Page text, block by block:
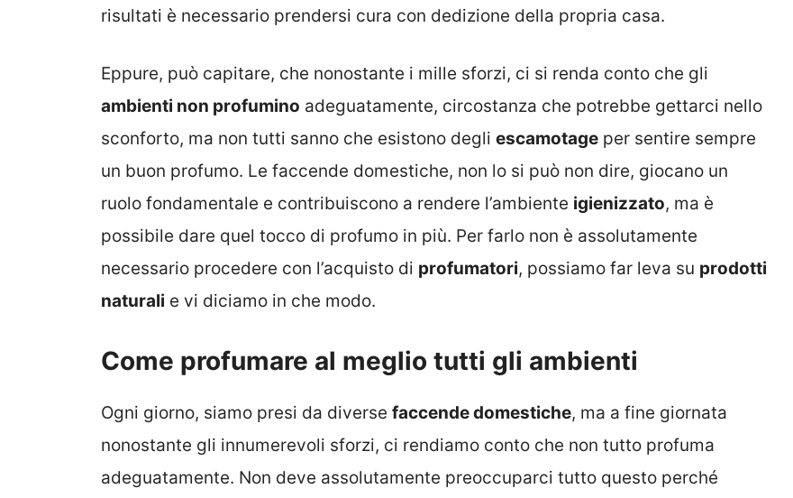
risultati è necessario prendersi cura con dedizione della propria casa.
Eppure, può capitare, che nonostante i mille sforzi, ci si renda conto che gli
ambienti non profumino adeguatamente, circostanza che potrebbe gettarci nello
sconforto, ma non tutti sanno che esistono degli escamotage per sentire sempre
un buon profumo. Le faccende domestiche, non lo si può non dire, giocano un
ruolo fondamentale e contribuiscono a rendere l’ambiente igienizzato, ma è
possibile dare quel tocco di profumo in più. Per farlo non è assolutamente
necessario procedere con l’acquisto di profumatori, possiamo far leva su prodotti
naturali e vi diciamo in che modo.
Come profumare al meglio tutti gli ambienti
Ogni giorno, siamo presi da diverse faccende domestiche, ma a fine giornata
nonostante gli innumerevoli sforzi, ci rendiamo conto che non tutto profuma
adeguatamente. Non deve assolutamente preoccuparci tutto questo perché